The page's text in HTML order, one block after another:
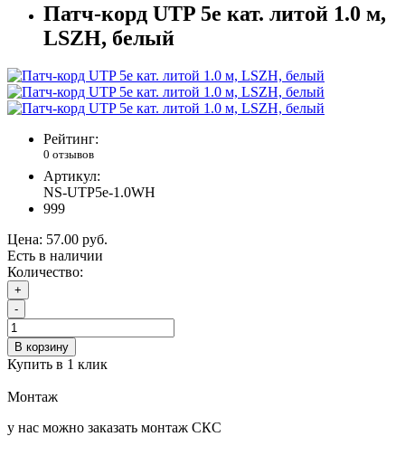
Патч-корд UTP 5e кат. литой 1.0 м,
LSZH, белый
Рейтинг:
0 отзывов
Артикул:
NS-UTP5e-1.0WH
999
Цена: 57.00 руб.
Есть в наличии
Количество:
+
-
В корзину
Купить в 1 клик
Монтаж
у нас можно заказать монтаж СКС